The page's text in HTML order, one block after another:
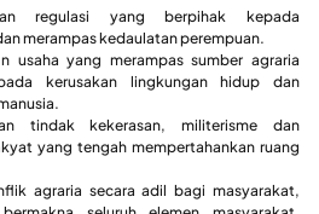
regulasi yang berpihak kepada
merampas kedaulatan perempuan.
usaha yang merampas sumber agraria
kerusakan lingkungan hidup dan
tindak kekerasan, militerisme dan
yang tengah mempertahankan ruang
agraria secara adil bagi masyarakat,